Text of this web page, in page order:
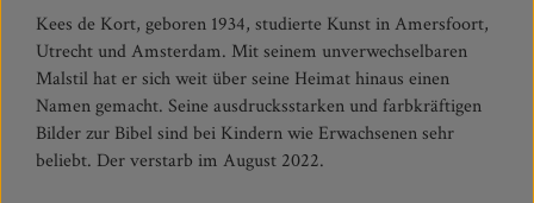
Kees de Kort, geboren 1934, studierte Kunst in Amersfoort,
Utrecht und Amsterdam. Mit seinem unverwechselbaren
Malstil hat er sich weit über seine Heimat hinaus einen
Namen gemacht. Seine ausdrucksstarken und farbkräftigen
Bilder zur Bibel sind bei Kindern wie Erwachsenen sehr
beliebt. Der verstarb im August 2022.